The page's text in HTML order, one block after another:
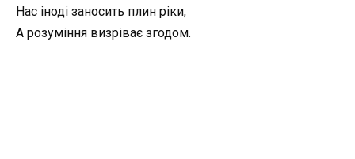
Нас іноді заносить плин ріки,
А розуміння визріває згодом.